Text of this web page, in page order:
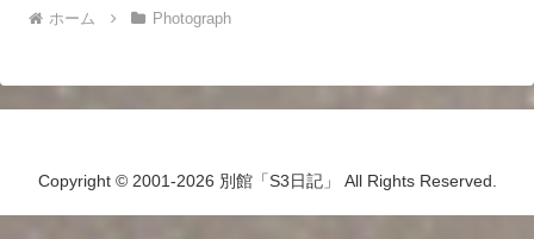
ホーム Photograph
Copyright © 2001-2026 別館「S3日記」 All Rights Reserved.